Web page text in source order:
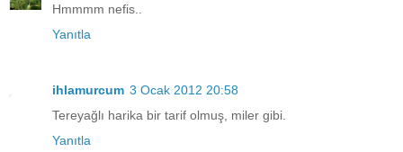
Hmmmm nefis..
Yanıtla
ihlamurcum 3 Ocak 2012 20:58
Tereyağlı harika bir tarif olmuş, miler gibi.
Yanıtla